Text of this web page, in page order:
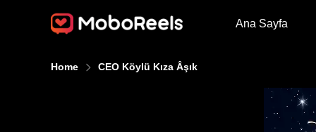
Ana Sayfa
Home CEO Köylü Kıza Âşık